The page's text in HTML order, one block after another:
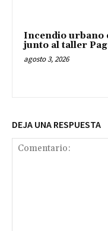
Incendio urbano
junto al taller
agosto 3, 2026
DEJA UNA RESPUESTA